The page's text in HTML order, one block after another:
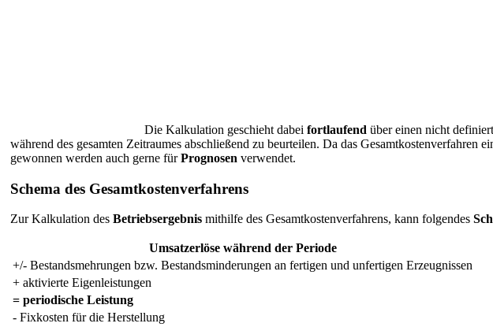
Die Kalkulation geschieht dabei fortlaufend über einen nicht
während des gesamten Zeitraumes abschließend zu beurteilen. Da das Gesamtkostenverfahren
gewonnen werden auch gerne fürPrognosen verwendet.
Schema des Gesamtkostenverfahrens
Zur Kalkulation des Betriebsergebnis mithilfe des Gesamtkostenverfahrens, kann folgendes
Umsatzerlöse während der Periode
+/- Bestandsmehrungen bzw. Bestandsminderungen an fertigen und unfertigen Erzeugnissen
+ aktivierte Eigenleistungen
= periodische Leistung
- Fixkosten für die Herstellung